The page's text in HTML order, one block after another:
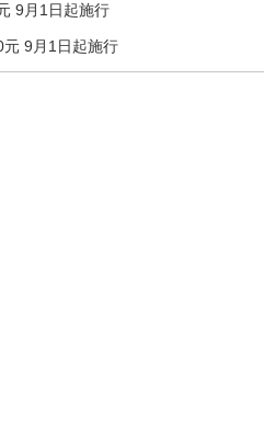
9月1日起施行
9月1日起施行